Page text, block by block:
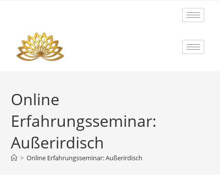
Online
Erfahrungsseminar:
Außerirdisch
> Online Erfahrungsseminar: Außerirdisch